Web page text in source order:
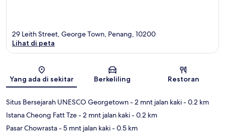
Peta
29 Leith Street, George Town, Penang, 10200
Lihat di peta
Yang ada di sekitar Berkeliling Restoran
Situs Bersejarah UNESCO Georgetown- 2 mnt jalan kaki- 0.2 km
Istana Cheong Fatt Tze- 2 mnt jalan kaki- 0.2 km
Pasar Chowrasta- 5 mnt jalan kaki- 0.5 km